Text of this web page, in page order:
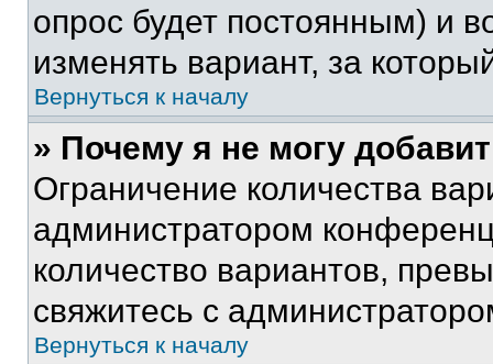
опрос будет постоянным) и
изменять вариант, за
Вернуться к началу
» Почему я не могу
Ограничение количества
администратором
количество вариантов,
свяжитесь с
Вернуться к началу